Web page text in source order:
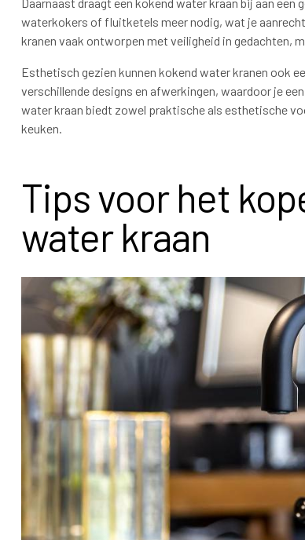
Daarnaast draagt een kokend water kraan bij aan
waterkokers of fluitketels meer nodig, wat je
kranen vaak ontworpen met veiligheid in gedachten,
Esthetisch gezien kunnen kokend water kranen ook
verschillende designs en afwerkingen, waardoor je
water kraan biedt zowel praktische als esthetische
keuken.
Tips voor het
water kraan